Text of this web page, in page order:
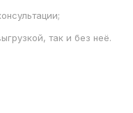
так и без неё.